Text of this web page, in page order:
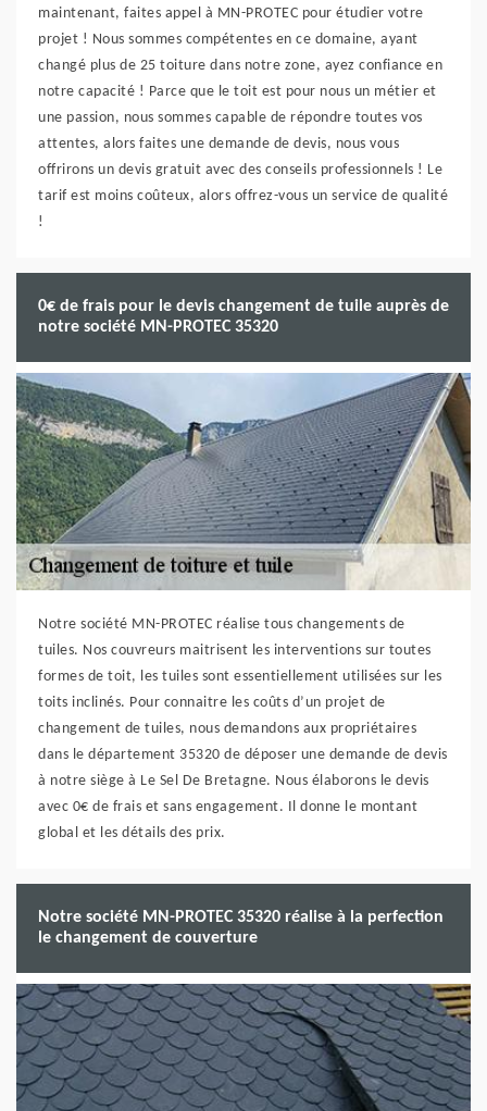
maintenant, faites appel à MN-PROTEC pour étudier votre
projet ! Nous sommes compétentes en ce domaine, ayant
changé plus de 25 toiture dans notre zone, ayez confiance en
notre capacité ! Parce que le toit est pour nous un métier et
une passion, nous sommes capable de répondre toutes vos
attentes, alors faites une demande de devis, nous vous
offrirons un devis gratuit avec des conseils professionnels ! Le
tarif est moins coûteux, alors offrez-vous un service de qualité
!
0€ de frais pour le devis changement de tuile auprès de
notre société MN-PROTEC 35320
Notre société MN-PROTEC réalise tous changements de
tuiles. Nos couvreurs maitrisent les interventions sur toutes
formes de toit, les tuiles sont essentiellement utilisées sur les
toits inclinés. Pour connaitre les coûts d’un projet de
changement de tuiles, nous demandons aux propriétaires
dans le département 35320 de déposer une demande de devis
à notre siège à Le Sel De Bretagne. Nous élaborons le devis
avec 0€ de frais et sans engagement. Il donne le montant
global et les détails des prix.
Notre société MN-PROTEC 35320 réalise à la perfection
le changement de couverture